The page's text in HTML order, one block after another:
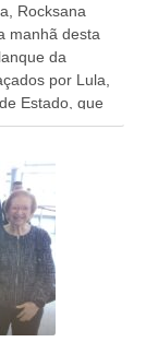
Rocksana
manhã desta
da
por Lula,
Estado, que
da
disse ter sido
todos. “Há
participo
na
ano, o governo
para 30.000
e os